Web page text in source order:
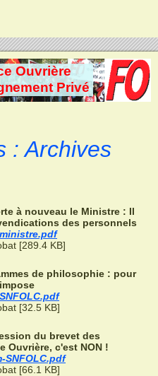
Ouvrière
Privé
: Archives
à nouveau le Ministre : Il
des personnels
[289.4 KB]
de philosophie : pour
[32.5 KB]
du brevet des
Ouvrière, c'est NON !
SNFOLC.pdf
[66.1 KB]